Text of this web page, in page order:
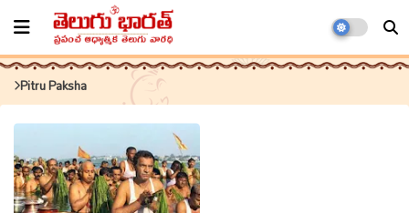
Pitru Paksha